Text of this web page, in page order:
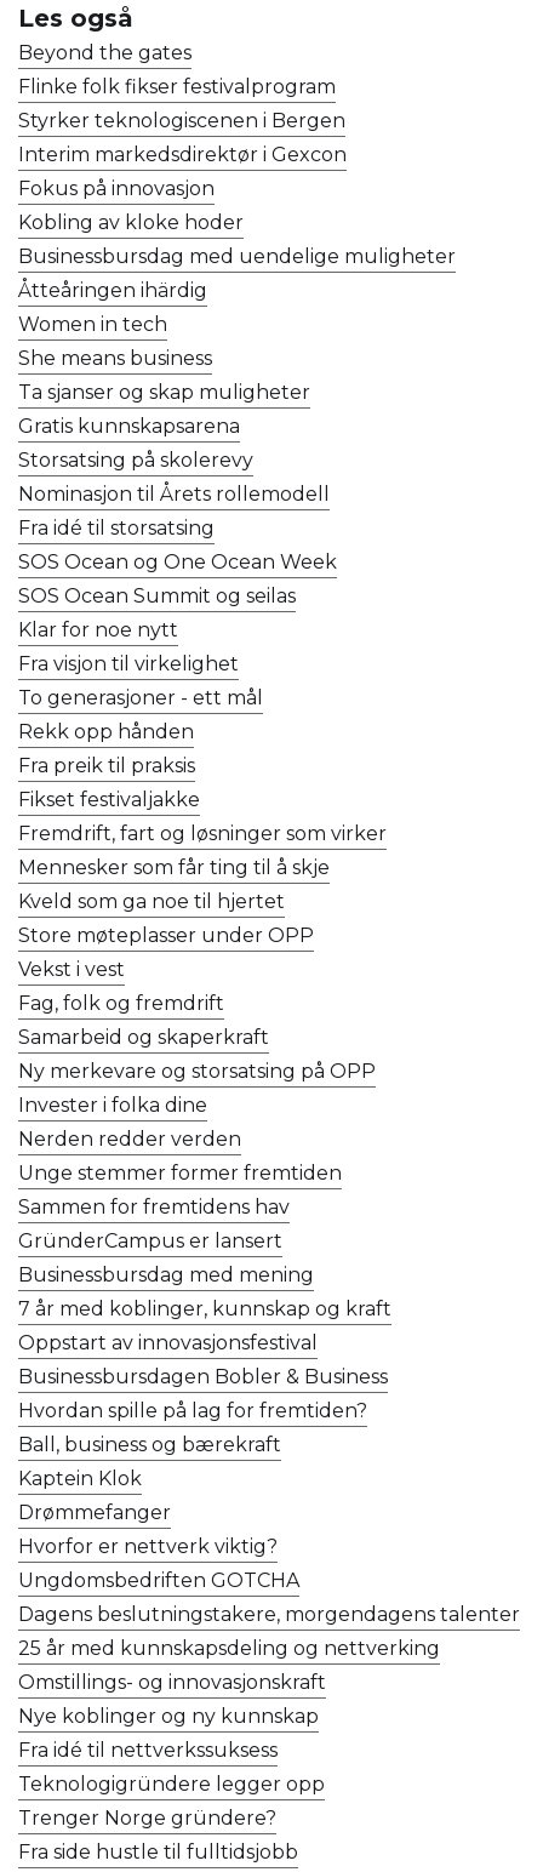
Les også
Beyond the gates
Flinke folk fikser festivalprogram
Styrker teknologiscenen i Bergen
Interim markedsdirektør i Gexcon
Fokus på innovasjon
Kobling av kloke hoder
Businessbursdag med uendelige muligheter
Åtteåringen ihärdig
Women in tech
She means business
Ta sjanser og skap muligheter
Gratis kunnskapsarena
Storsatsing på skolerevy
Nominasjon til Årets rollemodell
Fra idé til storsatsing
SOS Ocean og One Ocean Week
SOS Ocean Summit og seilas
Klar for noe nytt
Fra visjon til virkelighet
To generasjoner - ett mål
Rekk opp hånden
Fra preik til praksis
Fikset festivaljakke
Fremdrift, fart og løsninger som virker
Mennesker som får ting til å skje
Kveld som ga noe til hjertet
Store møteplasser under OPP
Vekst i vest
Fag, folk og fremdrift
Samarbeid og skaperkraft
Ny merkevare og storsatsing på OPP
Invester i folka dine
Nerden redder verden
Unge stemmer former fremtiden
Sammen for fremtidens hav
GründerCampus er lansert
Businessbursdag med mening
7 år med koblinger, kunnskap og kraft
Oppstart av innovasjonsfestival
Businessbursdagen Bobler & Business
Hvordan spille på lag for fremtiden?
Ball, business og bærekraft
Kaptein Klok
Drømmefanger
Hvorfor er nettverk viktig?
Ungdomsbedriften GOTCHA
Dagens beslutningstakere, morgendagens talenter
25 år med kunnskapsdeling og nettverking
Omstillings- og innovasjonskraft
Nye koblinger og ny kunnskap
Fra idé til nettverkssuksess
Teknologigründere legger opp
Trenger Norge gründere?
Fra side hustle til fulltidsjobb